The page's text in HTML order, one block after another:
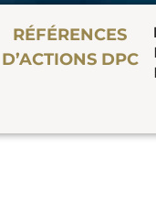
RÉFÉRENCES
D’ACTIONS DPC